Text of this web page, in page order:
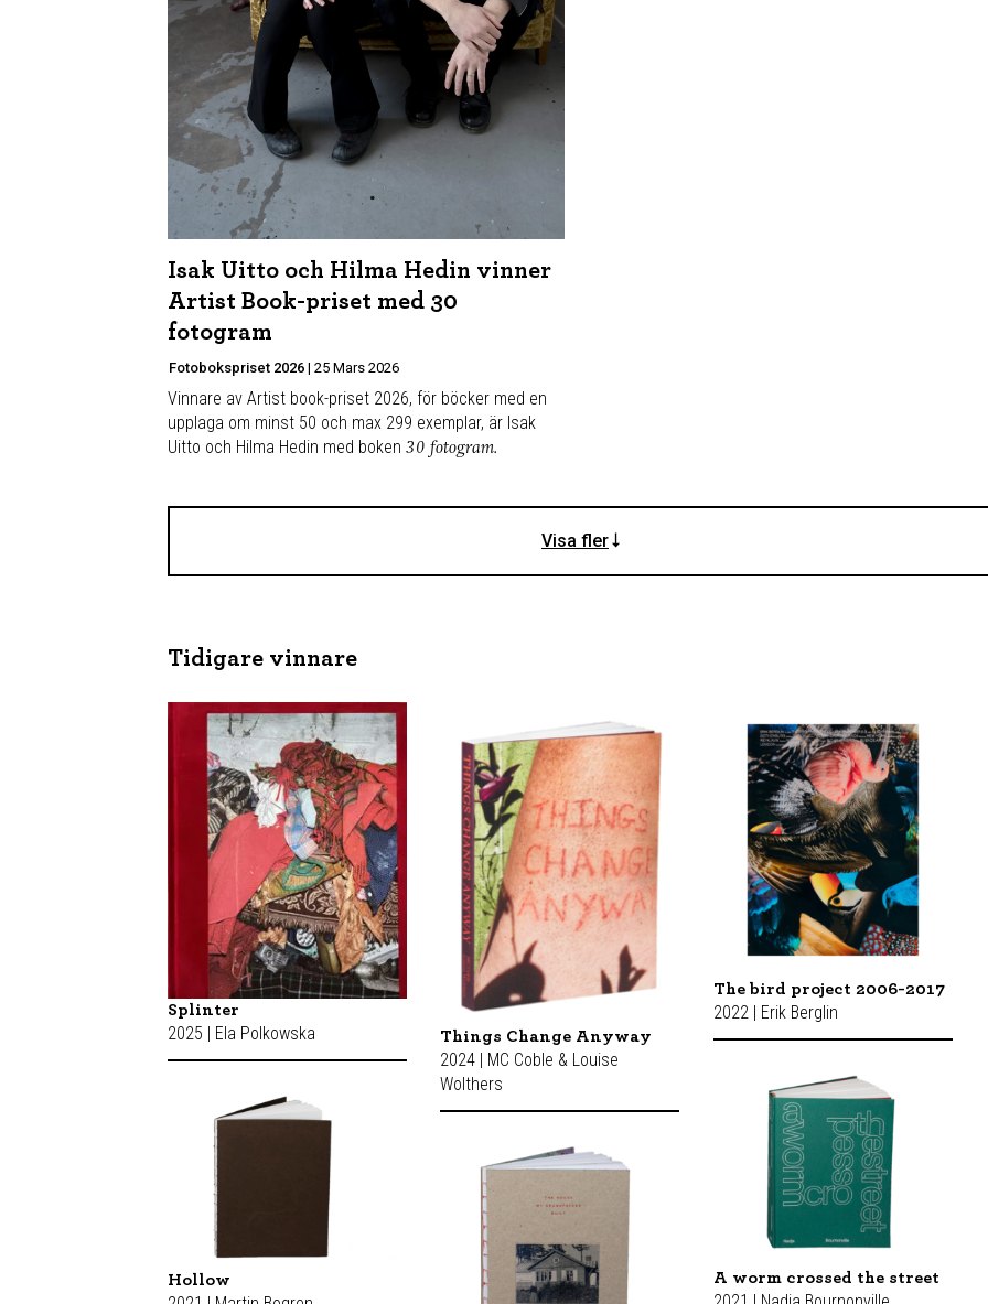
Isak Uitto och Hilma Hedin vinner
Artist Book-priset med 30
fotogram
Fotobokspriset 2026 | 25 Mars 2026
Vinnare av Artist book-priset 2026, för böcker med en
upplaga om minst 50 och max 299 exemplar, är Isak
Uitto och Hilma Hedin med boken 30 fotogram.
Visa fler
Tidigare vinnare
Splinter
2025 | Ela Polkowska Things Change Anyway
2024 | MC Coble & Louise
Wolthers
The bird project 2006-2017
2022 | Erik Berglin
A worm crossed the street
Hollow